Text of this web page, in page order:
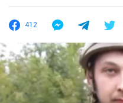
412